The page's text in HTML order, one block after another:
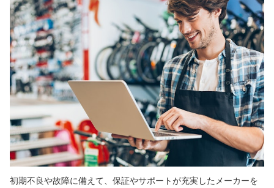
初期不良や故障に備えて、保証やサポートが充実したメーカーを